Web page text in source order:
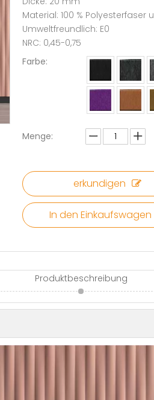
Material: 100 % Polyesterfaser
Umweltfreundlich: E0
NRC: 0,45-0,75
Farbe:
Menge:
erkundigen
In den Einkaufswagen
Produktbeschreibung